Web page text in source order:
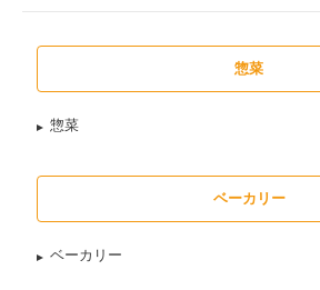
惣菜
惣菜
ベーカリー
ベーカリー